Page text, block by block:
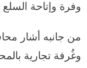
وفرة وإتاحة
من جانبه أشار
وغُرفة تجارية